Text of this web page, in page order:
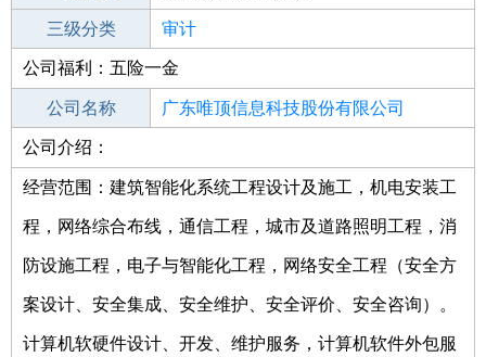
二级分类 财务/会计
三级分类 审计
其他行业
公司福利：五险一金
公司名称 广东唯顶信息科技股份有限公司
公司类型
股)
公司介绍：
经营范围：建筑智能化系统工程设计及施工，机电安装工
程，网络综合布线，通信工程，城市及道路照明工程，消
防设施工程，电子与智能化工程，网络安全工程（安全方
案设计、安全集成、安全维护、安全评价、安全咨询）。
计算机软硬件设计、开发、维护服务，计算机软件外包服